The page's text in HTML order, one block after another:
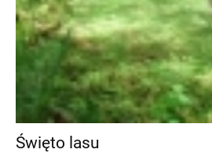
Święto lasu